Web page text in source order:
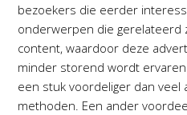
bezoekers die eerder
onderwerpen die gerelateerd
content, waardoor deze
minder storend wordt
een stuk voordeliger dan
methoden. Een ander